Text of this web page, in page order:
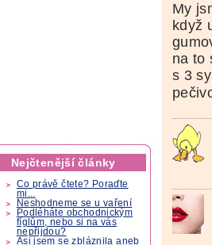
Nejčtenější články
Co právě čtete? Poraďte
mi...
Neshodneme se u vaření
Podléháte obchodnickým
fíglům, nebo si na vás
nepřijdou?
Asi jsem se zbláznila aneb
My
když
na to
s 3